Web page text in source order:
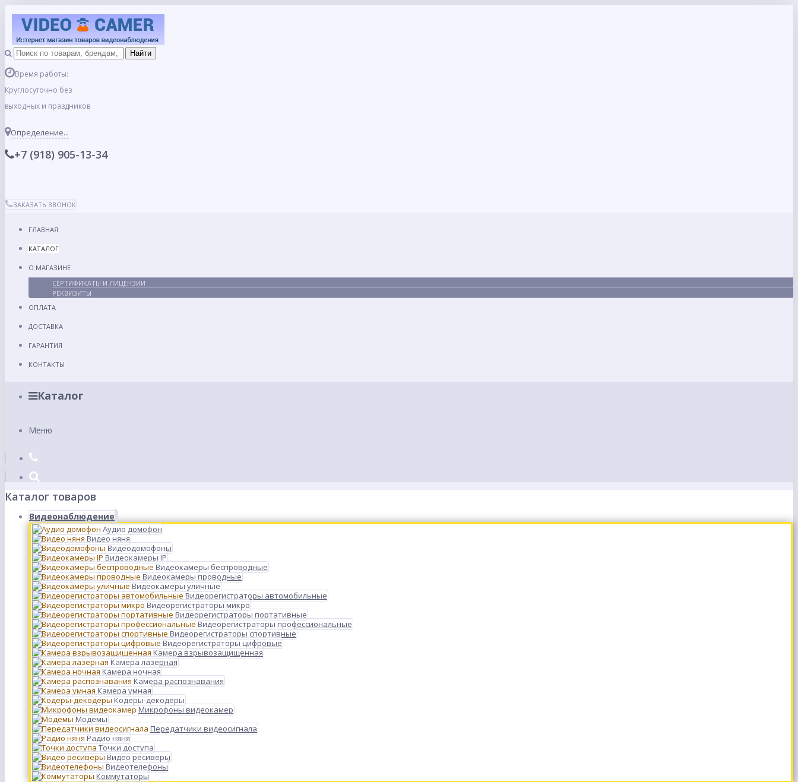
Время работы:
Круглосуточно без
выходных и праздников
Определение...
+7 (918) 905-13-34
ЗАКАЗАТЬ ЗВОНОК
ГЛАВНАЯ
КАТАЛОГ
О МАГАЗИНЕ
СЕРТИФИКАТЫ И ЛИЦЕНЗИИ
РЕКВИЗИТЫ
ОПЛАТА
ДОСТАВКА
ГАРАНТИЯ
КОНТАКТЫ
Каталог
Меню
Каталог товаров
Видеонаблюдение
Аудио домофон
Видео няня
Видеодомофоны
Видеокамеры IP
Видеокамеры беспроводные
Видеокамеры проводные
Видеокамеры уличные
Видеорегистраторы автомобильные
Видеорегистраторы микро
Видеорегистраторы портативные
Видеорегистраторы профессиональные
Видеорегистраторы спортивные
Видеорегистраторы цифровые
Камера взрывозащищенная
Камера лазерная
Камера ночная
Камера распознавания
Камера умная
Кодеры-декодеры
Микрофоны видеокамер
Модемы
Передатчики видеосигнала
Радио няня
Точки доступа
Видео ресиверы
Видеотелефоны
Коммутаторы